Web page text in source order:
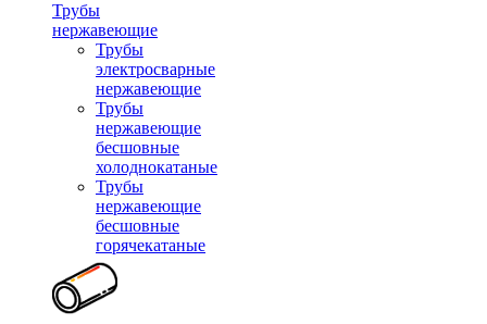
Трубы
нержавеющие
Трубы
электросварные
нержавеющие
Трубы
нержавеющие
бесшовные
холоднокатаные
Трубы
нержавеющие
бесшовные
горячекатаные